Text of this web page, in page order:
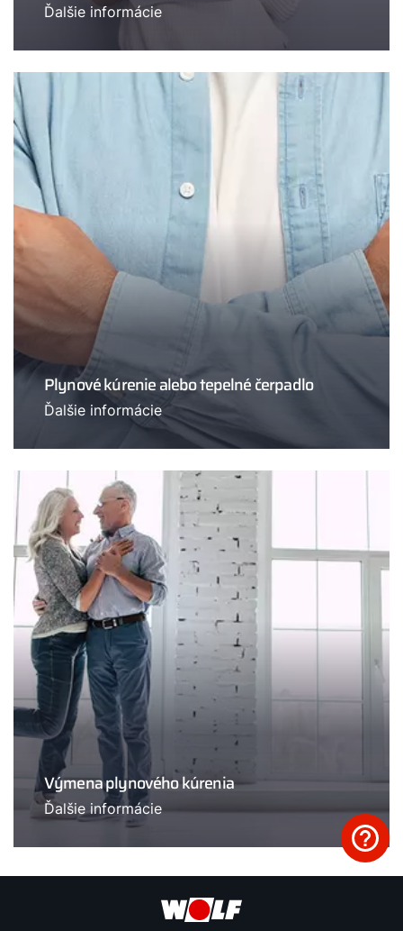
Ďalšie informácie
Plynové kúrenie alebo tepelné čerpadlo
Ďalšie informácie
Výmena plynového kúrenia
Ďalšie informácie